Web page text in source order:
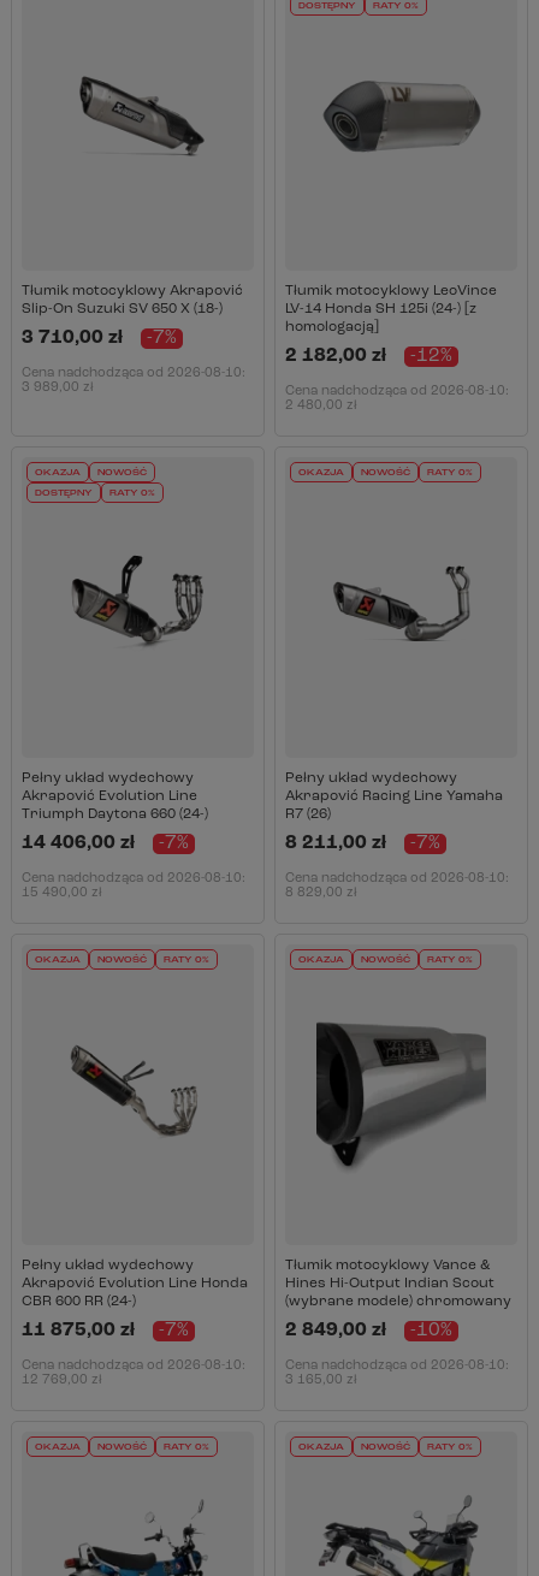
Tłumik motocyklowy Akrapović
Slip-On Suzuki SV 650 X (18-)
3 710,00 zł -7%
Cena nadchodząca od 2026-08-10:
3 989,00 zł
DOSTĘPNY RATY 0%
Tłumik motocyklowy LeoVince
LV-14 Honda SH 125i (24-) [z
homologacją]
2 182,00 zł -12%
Cena nadchodząca od 2026-08-10:
2 480,00 zł
OKAZJA NOWOŚĆ
DOSTĘPNY RATY 0%
Pełny układ wydechowy
Akrapović Evolution Line
Triumph Daytona 660 (24-)
14 406,00 zł -7%
Cena nadchodząca od 2026-08-10:
15 490,00 zł
OKAZJA NOWOŚĆ RATY 0%
Pełny układ wydechowy
Akrapović Racing Line Yamaha
R7 (26)
8 211,00 zł -7%
Cena nadchodząca od 2026-08-10:
8 829,00 zł
OKAZJA NOWOŚĆ RATY 0%
Pełny układ wydechowy
Akrapović Evolution Line Honda
CBR 600 RR (24-)
11 875,00 zł -7%
Cena nadchodząca od 2026-08-10:
12 769,00 zł
OKAZJA NOWOŚĆ RATY 0%
Tłumik motocyklowy Vance &
Hines Hi-Output Indian Scout
(wybrane modele) chromowany
2 849,00 zł -10%
Cena nadchodząca od 2026-08-10:
3 165,00 zł
OKAZJA NOWOŚĆ RATY 0% OKAZJA NOWOŚĆ RATY 0%